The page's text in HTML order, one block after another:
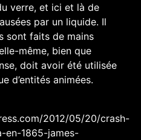
verre, et ici et là de
par un liquide. Il
sont faits de mains
même, bien que
doit avoir été utilisée
d’entités animées.
2012/05/20/crash-
en-1865-james-